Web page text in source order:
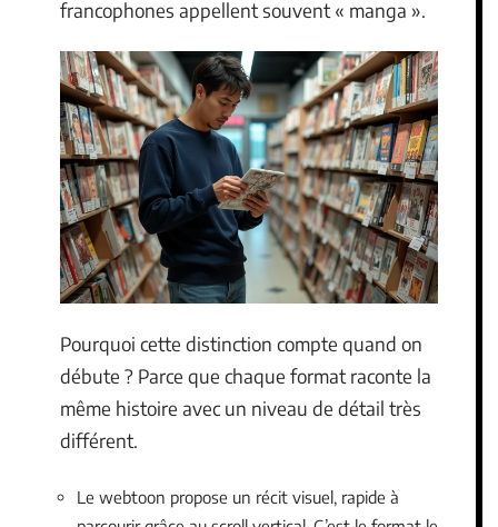
francophones appellent souvent « manga ».
Pourquoi cette distinction compte quand on
débute ? Parce que chaque format raconte la
même histoire avec un niveau de détail très
différent.
Le webtoon propose un récit visuel, rapide à